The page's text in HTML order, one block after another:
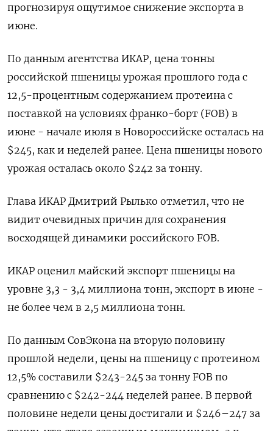
прогнозируя ощутимое снижение экспорта в
июне.
По данным агентства ИКАР, цена тонны
российской пшеницы урожая прошлого года с
‌12,5-процентным содержанием протеина с
поставкой на условиях франко-борт (FOB) в
июне - начале июля в Новороссийске осталась на
$245, как и неделей ранее. Цена пшеницы нового
урожая осталась около $242 за тонну.
Глава ИКАР Дмитрий Рылько отметил, что не
видит очевидных причин для сохранения
восходящей динамики ​российского FOB.
ИКАР оценил майский экспорт пшеницы ​на
уровне 3,3 - 3,4 миллиона тонн, экспорт ​в июне -
⁠не более чем в 2,5 миллиона тонн.
По данным СовЭкона на вторую половину
прошлой недели, ‌цены на пшеницу с протеином
12,5% составили $243-245 за тонну ‌FOB по
сравнению с $242-244 неделей ранее. В первой
половине недели цены достигали и $246–247 за